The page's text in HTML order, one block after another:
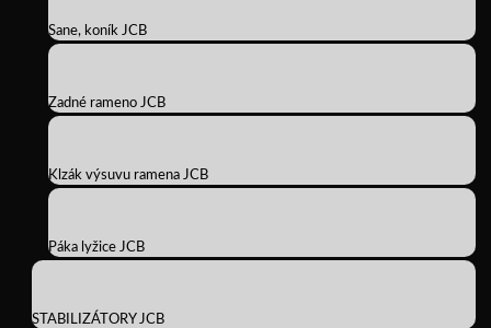
Sane, koník JCB
Zadné rameno JCB
Klzák výsuvu ramena JCB
Páka lyžice JCB
STABILIZÁTORY JCB